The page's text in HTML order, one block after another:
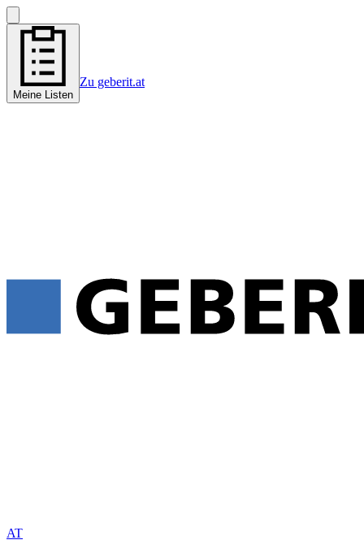
Meine Listen
Zu geberit.at
AT